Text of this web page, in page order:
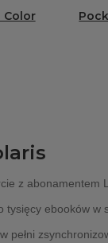
Color
z abonamentem
tysięcy ebooków w
pełni